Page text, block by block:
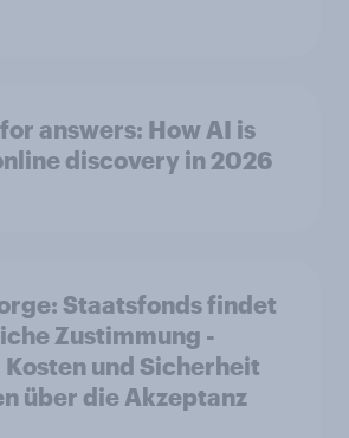
answers: How AI is
discovery in 2026
Staatsfonds findet
Zustimmung -
und Sicherheit
über die Akzeptanz